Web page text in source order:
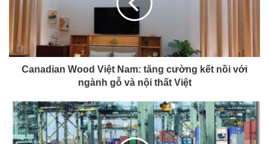
Canadian Wood Việt Nam: tăng cường kết nồi với
ngành gỗ và nội thất Việt